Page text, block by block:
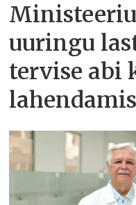
uuringu
tervise abi